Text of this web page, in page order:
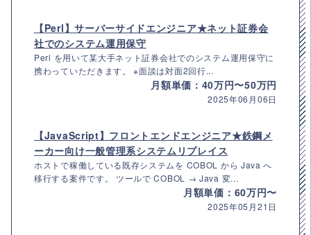
【Perl】サーバーサイドエンジニア★ネット証券会
社でのシステム運用保守
Perl を用いて某大手ネット証券会社でのシステム運用保守に
携わっていただきます。 ※面談は対面2回行...
月額単価：40万円〜50万円
2025年06月06日
【JavaScript】フロントエンドエンジニア★鉄鋼メ
ーカー向け一般管理系システムリプレイス
ホストで稼働している既存システムを COBOL から Java へ
移行する案件です。 ツールで COBOL → Java 変...
月額単価：60万円〜
2025年05月21日